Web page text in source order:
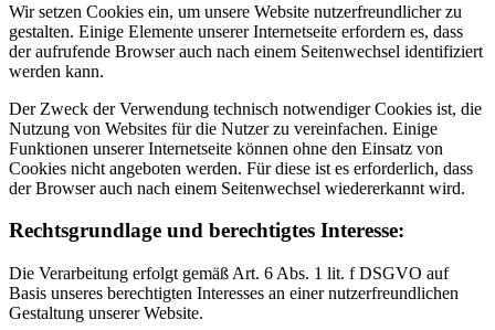
Wir setzen Cookies ein, um unsere Website nutzerfreundlicher zu
gestalten. Einige Elemente unserer Internetseite erfordern es, dass
der aufrufende Browser auch nach einem Seitenwechsel identifiziert
werden kann.
Der Zweck der Verwendung technisch notwendiger Cookies ist, die
Nutzung von Websites für die Nutzer zu vereinfachen. Einige
Funktionen unserer Internetseite können ohne den Einsatz von
Cookies nicht angeboten werden. Für diese ist es erforderlich, dass
der Browser auch nach einem Seitenwechsel wiedererkannt wird.
Rechtsgrundlage und berechtigtes Interesse:
Die Verarbeitung erfolgt gemäß Art. 6 Abs. 1 lit. f DSGVO auf
Basis unseres berechtigten Interesses an einer nutzerfreundlichen
Gestaltung unserer Website.